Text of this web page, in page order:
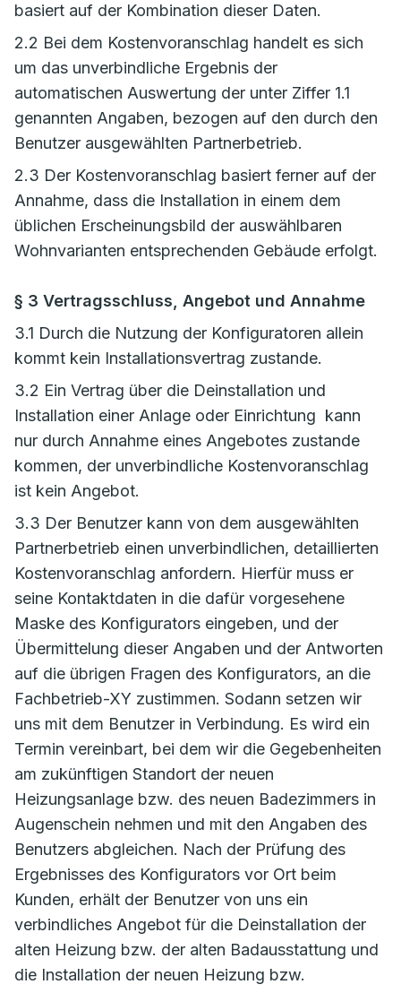
basiert auf der Kombination dieser Daten.
2.2 Bei dem Kostenvoranschlag handelt es sich
um das unverbindliche Ergebnis der
automatischen Auswertung der unter Ziffer 1.1
genannten Angaben, bezogen auf den durch den
Benutzer ausgewählten Partnerbetrieb.
2.3 Der Kostenvoranschlag basiert ferner auf der
Annahme, dass die Installation in einem dem
üblichen Erscheinungsbild der auswählbaren
Wohnvarianten entsprechenden Gebäude erfolgt.
§ 3 Vertragsschluss, Angebot und Annahme
3.1 Durch die Nutzung der Konfiguratoren allein
kommt kein Installationsvertrag zustande.
3.2 Ein Vertrag über die Deinstallation und
Installation einer Anlage oder Einrichtung kann
nur durch Annahme eines Angebotes zustande
kommen, der unverbindliche Kostenvoranschlag
ist kein Angebot.
3.3 Der Benutzer kann von dem ausgewählten
Partnerbetrieb einen unverbindlichen, detaillierten
Kostenvoranschlag anfordern. Hierfür muss er
seine Kontaktdaten in die dafür vorgesehene
Maske des Konfigurators eingeben, und der
Übermittelung dieser Angaben und der Antworten
auf die übrigen Fragen des Konfigurators, an die
Fachbetrieb-XY zustimmen. Sodann setzen wir
uns mit dem Benutzer in Verbindung. Es wird ein
Termin vereinbart, bei dem wir die Gegebenheiten
am zukünftigen Standort der neuen
Heizungsanlage bzw. des neuen Badezimmers in
Augenschein nehmen und mit den Angaben des
Benutzers abgleichen. Nach der Prüfung des
Ergebnisses des Konfigurators vor Ort beim
Kunden, erhält der Benutzer von uns ein
verbindliches Angebot für die Deinstallation der
alten Heizung bzw. der alten Badausstattung und
die Installation der neuen Heizung bzw.